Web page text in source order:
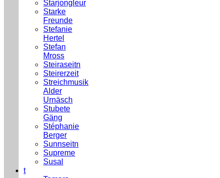
Starjongleur
Starke
Freunde
Stefanie
Hertel
Stefan
Mross
Steiraseitn
Steirerzeit
Streichmusik
Alder
Urnäsch
Stubete
Gäng
Stéphanie
Berger
Sunnseitn
Supreme
Susal
t